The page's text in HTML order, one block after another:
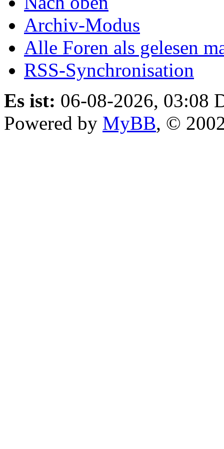
Archiv-Modus
Alle Foren als gelesen
RSS-Synchronisation
Es ist: 06-08-2026, 03:08
Powered by MyBB, ©